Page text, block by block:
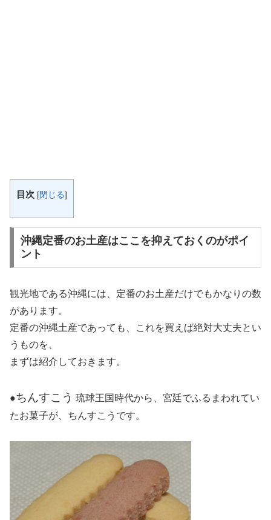
目次 [閉じる]
沖縄定番のお土産はここを抑えておくのがポイ
ント
観光地である沖縄には、定番のお土産だけでもかなりの数
があります。
定番の沖縄土産であっても、これを買えば絶対大丈夫とい
うものを、
まずは紹介しておきます。
●ちんすこう 琉球王国時代から、宮廷でふるまわれてい
たお菓子が、ちんすこうです。